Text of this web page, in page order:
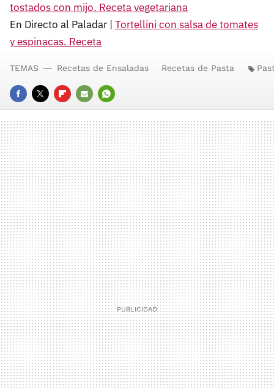
tostados con mijo. Receta vegetariana
En Directo al Paladar | Tortellini con salsa de tomates
y espinacas. Receta
FACEBOOK
TWITTERFLIPBOARD
E-
MAIL
WHATSAPP
TEMAS Recetas de Ensaladas Recetas de Pasta